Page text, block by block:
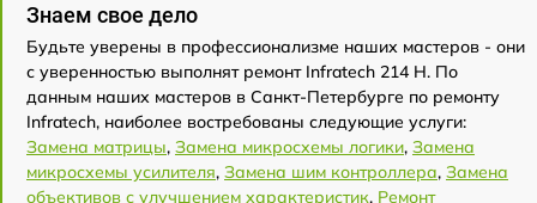
Знаем свое дело
Будьте уверены в профессионализме наших мастеров - они
с уверенностью выполнят ремонт Infratech 214 Н. По
данным наших мастеров в Санкт-Петербурге по ремонту
Infratech, наиболее востребованы следующие услуги:
Замена матрицы, Замена микросхемы логики, Замена
микросхемы усилителя, Замена шим контроллера, Замена
объективов с улучшением характеристик, Ремонт